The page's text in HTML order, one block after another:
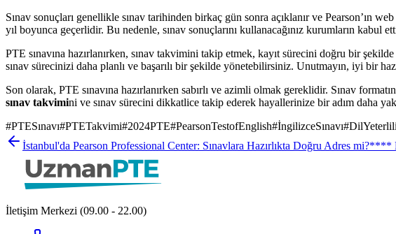
Sınav sonuçları genellikle sınav tarihinden birkaç gün sonra açıklanır ve Pearson’ın
yıl boyunca geçerlidir. Bu nedenle, sınav sonuçlarını kullanacağınız kurumların
PTE sınavına hazırlanırken, sınav takvimini takip etmek, kayıt sürecini doğru bir
sınav sürecinizi daha planlı ve başarılı bir şekilde yönetebilirsiniz. Unutmayın, iyi bir
Son olarak, PTE sınavına hazırlanırken sabırlı ve azimli olmak gereklidir. Sınav
sınav takvimini ve sınav sürecini dikkatlice takip ederek hayallerinize bir adım daha
#PTESınavı#PTETakvimi#2024PTE#PearsonTestofEnglish#İngilizceSınavı#
İstanbul'da Pearson Professional Center: Sınavlara Hazırlıkta Doğru Adres mi?****
İletişim Merkezi (09.00 - 22.00)